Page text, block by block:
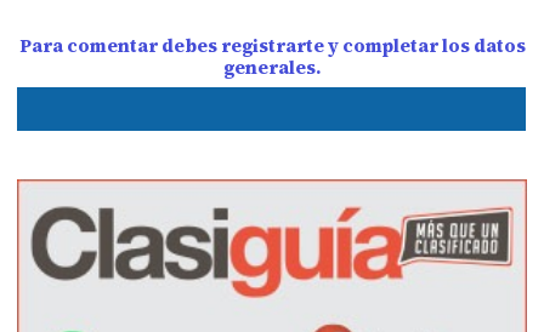
Para comentar debes registrarte y completar los datos
generales.